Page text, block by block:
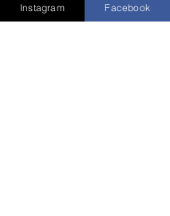
Instagram Facebook